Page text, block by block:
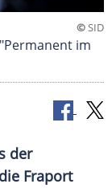
©SID
im
der
Fraport